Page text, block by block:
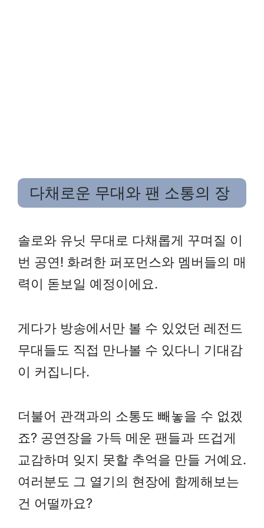
다채로운 무대와 팬 소통의 장
솔로와 유닛 무대로 다채롭게 꾸며질 이
번 공연! 화려한 퍼포먼스와 멤버들의 매
력이 돋보일 예정이에요.
게다가 방송에서만 볼 수 있었던 레전드
무대들도 직접 만나볼 수 있다니 기대감
이 커집니다.
더불어 관객과의 소통도 빼놓을 수 없겠
죠? 공연장을 가득 메운 팬들과 뜨겁게
교감하며 잊지 못할 추억을 만들 거예요.
여러분도 그 열기의 현장에 함께해보는
건 어떨까요?